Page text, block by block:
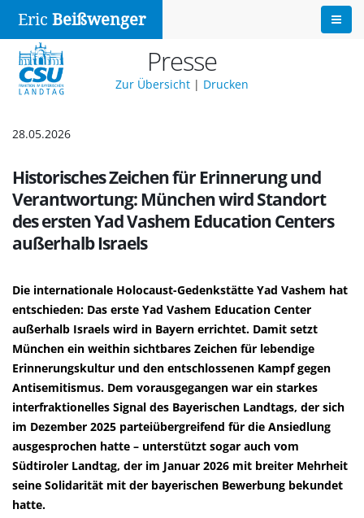
Eric Beißwenger
Presse
Zur Übersicht | Drucken
28.05.2026
Historisches Zeichen für Erinnerung und
Verantwortung: München wird Standort
des ersten Yad Vashem Education Centers
außerhalb Israels
Die internationale Holocaust-Gedenkstätte Yad Vashem hat
entschieden: Das erste Yad Vashem Education Center
außerhalb Israels wird in Bayern errichtet. Damit setzt
München ein weithin sichtbares Zeichen für lebendige
Erinnerungskultur und den entschlossenen Kampf gegen
Antisemitismus. Dem vorausgegangen war ein starkes
interfraktionelles Signal des Bayerischen Landtags, der sich
im Dezember 2025 parteiübergreifend für die Ansiedlung
ausgesprochen hatte – unterstützt sogar auch vom
Südtiroler Landtag, der im Januar 2026 mit breiter Mehrheit
seine Solidarität mit der bayerischen Bewerbung bekundet
hatte.